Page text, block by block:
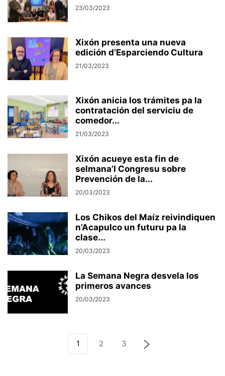
23/03/2023
Xixón presenta una nueva
edición d’Esparciendo Cultura
21/03/2023
Xixón anicia los trámites pa la
contratación del serviciu de
comedor...
21/03/2023
Xixón acueye esta fin de
selmana’l Congresu sobre
Prevención de la...
20/03/2023
Los Chikos del Maíz reivindiquen
n’Acapulco un futuru pa la
clase...
20/03/2023
La Semana Negra desvela los
primeros avances
20/03/2023
1 2 3